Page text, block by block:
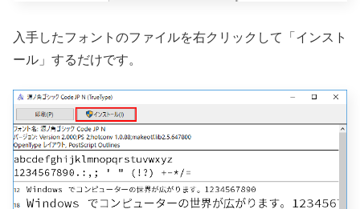
入手したフォントのファイルを右クリックして「インスト
ール」するだけです。